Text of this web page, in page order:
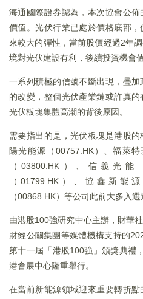
海通國際證券認為，本次協會公
價值。光伏行業已處於價格底部
來較大的彈性，當前股價經過2年
境對光伏建設有利，後續投資機會
一系列積極的信號不斷出現，疊
的改變，整個光伏產業鏈或許真
光伏板塊集體高潮的背後原因。
需要指出的是，光伏板塊是港股的
陽光能源（00757.HK）、福萊
（03800.HK）、信義光能
（01799.HK）、協鑫新能
（00868.HK）等公司此前大多入
由港股100強研究中心主辦，財華
財經公關集團等媒體機構支持的
第十一屆「港股100強」頒獎典禮
港會展中心隆重舉行。
在當前新能源領域迎來重要轉折